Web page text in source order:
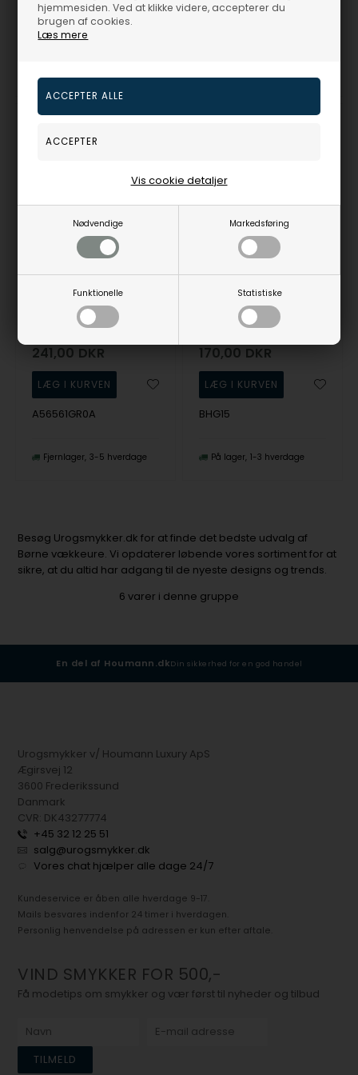
hjemmesiden. Ved at klikke videre, accepterer du
brugen af cookies.
Læs mere
Nødvendige Markedsføring
Funktionelle Statistiske
Vis cookie detaljer
A56561PU0A
19%
241,00 DKR
A56561GR0A
Fjernlager 3-5 hverdage
Axelco Line ApS
170,00 DKR
BHG15
På lager 1-3 hverdage
Besøg Urogsmykker.dk for at finde det bedste udvalg af
Børne vækkeure. Vi opdaterer løbende vores sortiment for at
sikre, at du altid har adgang til de nyeste designs og trends.
6 varer i denne gruppe
En del af Houmann.dkDin sikkerhed for en god handel
Urogsmykker v/ Houmann Luxury ApS
Ægirsvej 12
3600 Frederikssund
Danmark
CVR: DK43277774
+45 32 12 25 51
salg@urogsmykker.dk
Vores chat hjælper alle dage 24/7
Kundeservice er åben alle hverdage 9-17.
Mails besvares indenfor 24 timer i hverdagen.
Personlig henvendelse på adressen er kun efter aftale.
VIND SMYKKER FOR 500,-
Få modetips om smykker og vær først til nyheder og tilbud